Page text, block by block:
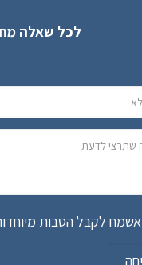
לכל שאלה
אשמח לקבל הטבות מיוחדות